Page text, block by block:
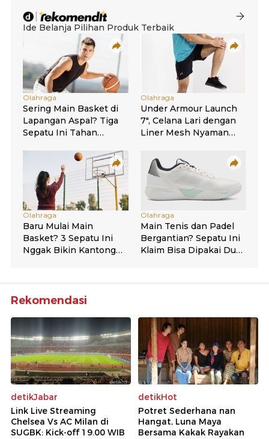
Rekomendasi
detikJabar
Link Live Streaming
Chelsea Vs AC Milan di
SUGBK: Kick-off 19.00 WIB
detikHot
Potret Sederhana nan
Hangat, Luna Maya
Bersama Kakak Rayakan